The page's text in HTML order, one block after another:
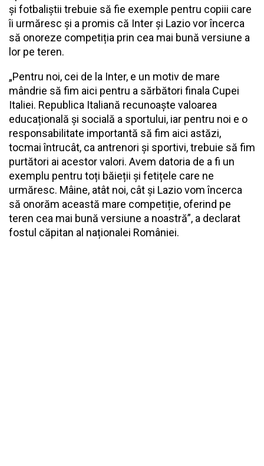
și fotbaliștii trebuie să fie exemple pentru copiii care
îi urmăresc și a promis că Inter și Lazio vor încerca
să onoreze competiția prin cea mai bună versiune a
lor pe teren.
„Pentru noi, cei de la Inter, e un motiv de mare
mândrie să fim aici pentru a sărbători finala Cupei
Italiei. Republica Italiană recunoaște valoarea
educațională și socială a sportului, iar pentru noi e o
responsabilitate importantă să fim aici astăzi,
tocmai întrucât, ca antrenori și sportivi, trebuie să fim
purtători ai acestor valori. Avem datoria de a fi un
exemplu pentru toți băieții și fetițele care ne
urmăresc. Mâine, atât noi, cât și Lazio vom încerca
să onorăm această mare competiție, oferind pe
teren cea mai bună versiune a noastră”, a declarat
fostul căpitan al naționalei României.